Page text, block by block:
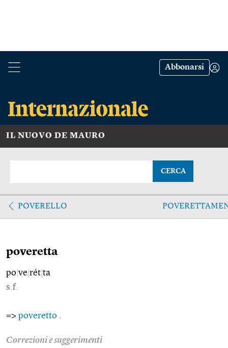
Abbonarsi
IL NUOVO DE MAURO
CERCA
POVERELLO
poveretta
po ve rét ta
s.f.
=> poveretto
Correzioni e suggerimenti